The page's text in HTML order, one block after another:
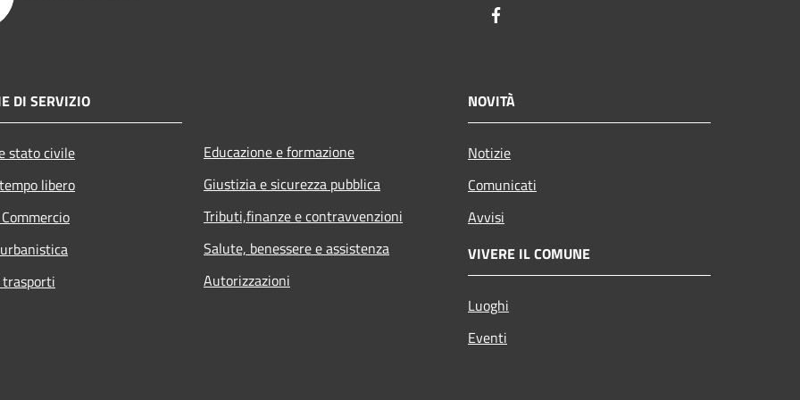
DI SERVIZIO
stato civile
libero
Educazione e formazione
Giustizia e sicurezza pubblica
Tributi,finanze e contravvenzioni
Salute, benessere e assistenza
Autorizzazioni
NOVITÀ
Notizie
Comunicati
Avvisi
VIVERE IL COMUNE
Luoghi
Eventi